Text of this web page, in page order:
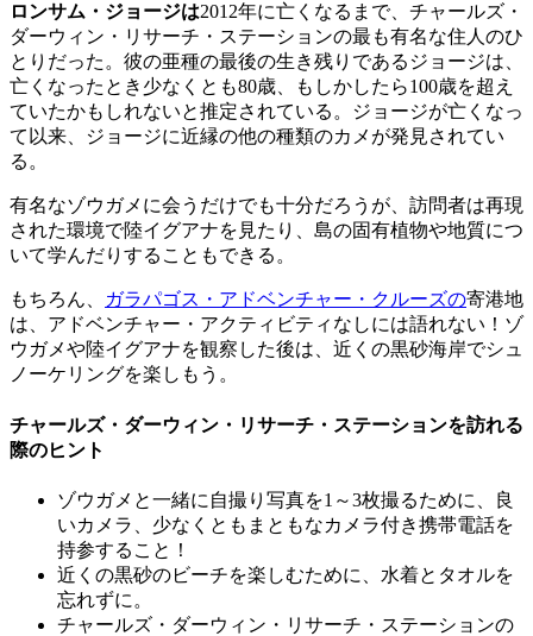
ロンサム・ジョージは2012年に亡くなるまで、チャールズ・
ダーウィン・リサーチ・ステーションの最も有名な住人のひ
とりだった。彼の亜種の最後の生き残りであるジョージは、
亡くなったとき少なくとも80歳、もしかしたら100歳を超え
ていたかもしれないと推定されている。ジョージが亡くなっ
て以来、ジョージに近縁の他の種類のカメが発見されてい
る。
有名なゾウガメに会うだけでも十分だろうが、訪問者は再現
された環境で陸イグアナを見たり、島の固有植物や地質につ
いて学んだりすることもできる。
もちろん、 ガラパゴス・アドベンチャー・クルーズの寄港地
は、アドベンチャー・アクティビティなしには語れない！ゾ
ウガメや陸イグアナを観察した後は、近くの黒砂海岸でシュ
ノーケリングを楽しもう。
チャールズ・ダーウィン・リサーチ・ステーションを訪れる
際のヒント
ゾウガメと一緒に自撮り写真を1～3枚撮るために、良
いカメラ、少なくともまともなカメラ付き携帯電話を
持参すること！
近くの黒砂のビーチを楽しむために、水着とタオルを
忘れずに。
チャールズ・ダーウィン・リサーチ・ステーションの